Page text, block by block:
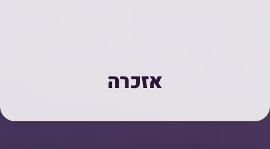
אזכרה